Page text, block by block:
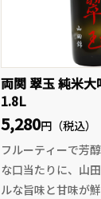
と穀物の甘いニュ
ば、しっかりとし
がりながらも、後
ン。
その味わいは、従
を超え、ウイスキ
ラのようにカクテル
準のスピリッツ”と
ます。
まさに焼酎を“カク
両関 翠玉 純米
1.8L
5,280円（税込）
フルーティーで芳
な口当たりに、山
ルな旨味と甘味が